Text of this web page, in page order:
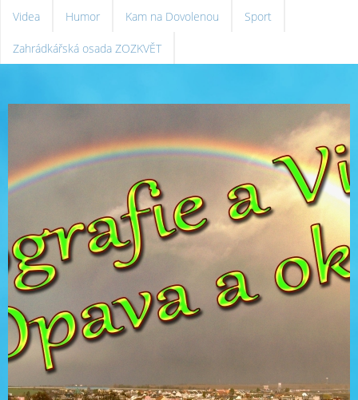
Videa Humor Kam na Dovolenou Sport
Zahrádkářská osada ZOZKVĚT